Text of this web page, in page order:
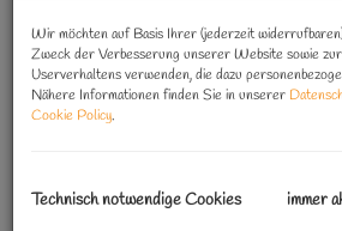
Ätherische Öle
Natürliche Essenzen durfte ich
Hausärztin kennenlernen. Sie gab
an stressbedingten Kopfschmerzen
Diese beiden Fläschchen haben eine
Wir möchten auf Basis Ihrer (jederzeit
Zweck der Verbesserung unserer Website sowie
Userverhaltens verwenden, die dazu
Nähere Informationen finden Sie in unserer
Cookie Policy.
Technisch notwendige Cookies immer